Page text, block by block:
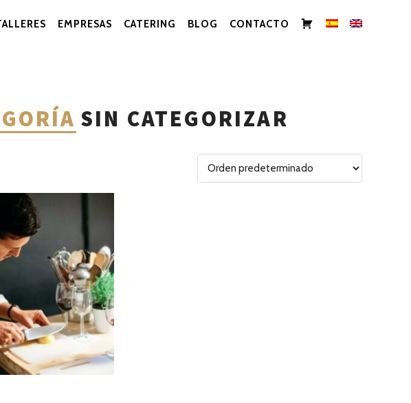
EMPRESAS CATERING BLOG CONTACTO CARRITO
SIN CATEGORIZAR